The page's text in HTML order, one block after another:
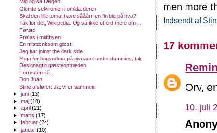
men more
Indsendt af
17
Orv,
10. juli
Mig og så Lægen
Glemte selvironien i omklæderen
Skal den lille tomat have sååårn en fin ble på hva?
Tak for det, Wikipedia. Og så ikke et ord mere om ...
Første
Frøløs i midtbyen
En mistænksom gæst
Jeg har joinet the dark side
Yoga for begyndere på niveauet under dummies, tak
Designagtig gæsteoptræden
Forresten så...
Don Juan
Stine afslører: Ja, vi er sammen!
►juni(13)
►maj(18)
►april(21)
►marts(17)
►februar(24)
►januar(10)